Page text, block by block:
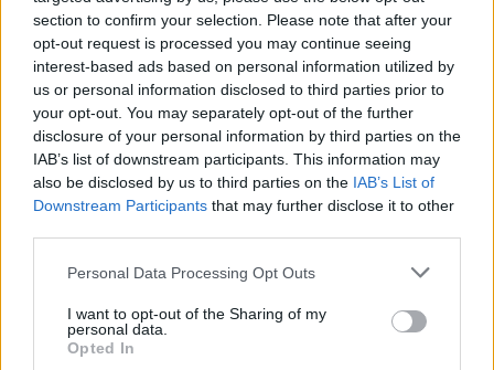
section to confirm your selection. Please note that after your
opt-out request is processed you may continue seeing
interest-based ads based on personal information utilized by
us or personal information disclosed to third parties prior to
your opt-out. You may separately opt-out of the further
disclosure of your personal information by third parties on the
IAB’s list of downstream participants. This information may
also be disclosed by us to third parties on the IAB’s List of
Downstream Participants that may further disclose it to other
Please note that this website/app uses one or more Google
not limited to your visit or usage behaviour. You may click to
grant or deny consent to Google and its third-party tags to
use your data for below specified purposes in below Google
Personal Data Processing Opt Outs
I want to opt-out of the Sharing of my
personal data.
Opted In
több mint egy méterrel
emelkedett meg a
Zagyva vízszintje
Jánoshida térségében. A vízszintemelkedés hatása máshol is
érzékelhető, a Jászteleknél lévő vízmérce kimutatható
változást jelzett a Nagykunsági Erdészeti és Faipari Zrt.
(Nefag) közleménye szerint.
TOVÁBB OLVASOM
zagyva